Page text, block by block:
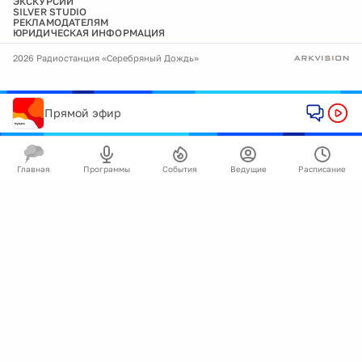
SILVER STUDIO
РЕКЛАМОДАТЕЛЯМ
ЮРИДИЧЕСКАЯ ИНФОРМАЦИЯ
2026 Радиостанция «Серебряный Дождь»
Прямой эфир
Главная Программы События Ведущие Расписание